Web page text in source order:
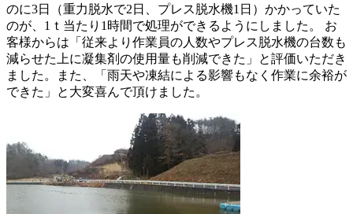
のに3日（重力脱水で2日、プレス脱水機1日）かかっていた
のが、1ｔ当たり1時間で処理ができるようにしました。 お
客様からは「従来より作業員の人数やプレス脱水機の台数も
減らせた上に凝集剤の使用量も削減できた」と評価いただき
ました。また、「雨天や凍結による影響もなく作業に余裕が
できた」と大変喜んで頂けました。